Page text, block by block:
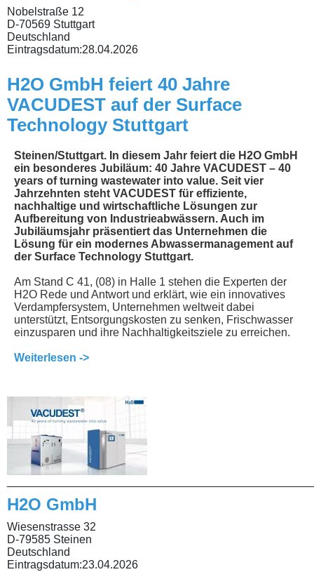
Nobelstraße 12
D-70569 Stuttgart
Deutschland
Eintragsdatum:28.04.2026
H2O GmbH feiert 40 Jahre
VACUDEST auf der Surface
Technology Stuttgart
Steinen/Stuttgart. In diesem Jahr feiert die H2O GmbH
ein besonderes Jubiläum: 40 Jahre VACUDEST – 40
years of turning wastewater into value. Seit vier
Jahrzehnten steht VACUDEST für effiziente,
nachhaltige und wirtschaftliche Lösungen zur
Aufbereitung von Industrieabwässern. Auch im
Jubiläumsjahr präsentiert das Unternehmen die
Lösung für ein modernes Abwassermanagement auf
der Surface Technology Stuttgart.
Am Stand C 41, (08) in Halle 1 stehen die Experten der
H2O Rede und Antwort und erklärt, wie ein innovatives
Verdampfersystem, Unternehmen weltweit dabei
unterstützt, Entsorgungskosten zu senken, Frischwasser
einzusparen und ihre Nachhaltigkeitsziele zu erreichen.
Weiterlesen ->
H2O GmbH
Wiesenstrasse 32
D-79585 Steinen
Deutschland
Eintragsdatum:23.04.2026